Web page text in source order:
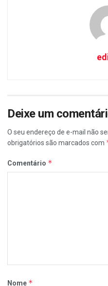
Deixe um
O seu endereço de e-mail não
obrigatórios são marcados com
Comentário *
Nome *